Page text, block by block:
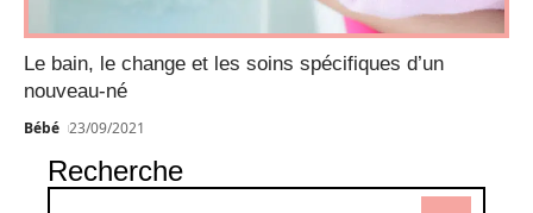
Le bain, le change et les soins spécifiques d’un
nouveau-né
Bébé 23/09/2021
Recherche